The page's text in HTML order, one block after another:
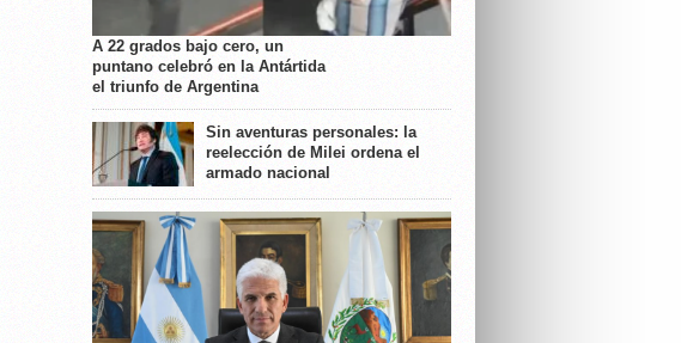
A 22 grados bajo cero, un
puntano celebró en la Antártida
el triunfo de Argentina
Sin aventuras personales: la
reelección de Milei ordena el
armado nacional